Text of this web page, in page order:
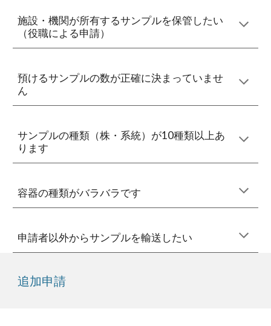
施設・機関が所有するサンプルを保管したい
（役職による申請）
預けるサンプルの数が正確に決まっていませ
ん
サンプルの種類（株・系統）が10種類以上あ
ります
容器の種類がバラバラです
申請者以外からサンプルを輸送したい
追加申請